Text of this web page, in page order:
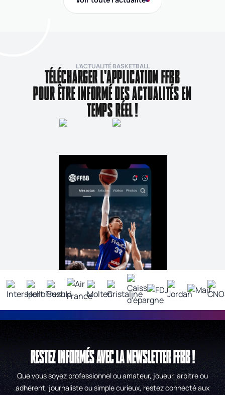
L’ACTUALITÉ BASKETBALL
TÉLÉCHARGER L'APPLICATION FFBB
POUR ÊTRE INFORMÉ DES ACTUALITÉS EN
TEMPS RÉEL !
RESTEZ INFORMÉS AVEC LA NEWSLETTER FFBB !
Que vous soyez professionnel ou amateur, joueur, arbitre ou
adhérent, journaliste ou simple curieux, restez connecté aux